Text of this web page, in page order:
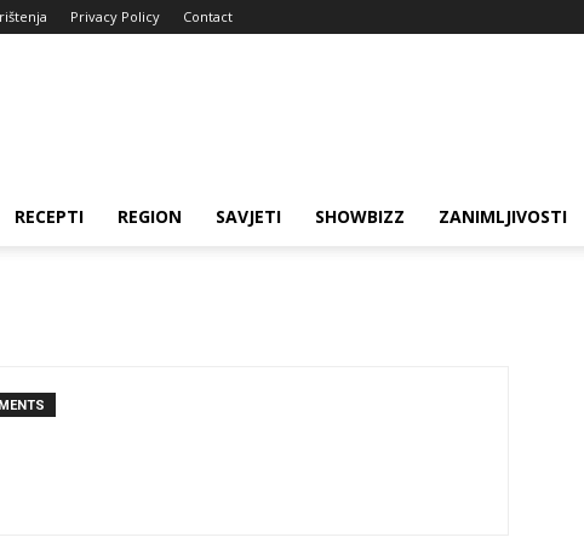
Privacy Policy Contact
RECEPTI REGION SAVJETI SHOWBIZZ ZANIMLJIVOSTI